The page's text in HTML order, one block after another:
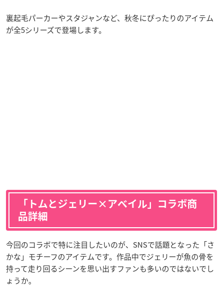
裏起毛パーカーやスタジャンなど、秋冬にぴったりのアイテム
が全5シリーズで登場します。
「トムとジェリー×アベイル」コラボ商
品詳細
今回のコラボで特に注目したいのが、SNSで話題となった「さ
かな」モチーフのアイテムです。作品中でジェリーが魚の骨を
持って走り回るシーンを思い出すファンも多いのではないでし
ょうか。